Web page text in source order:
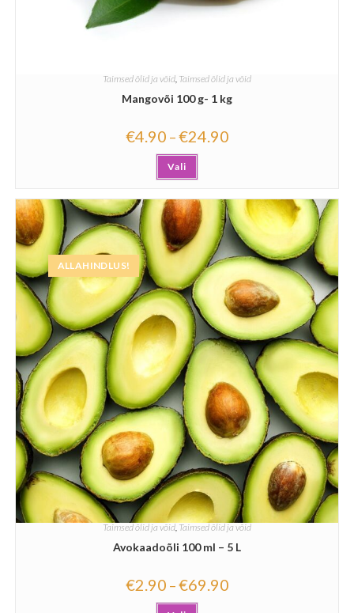
Taimsed õlid ja võid Taimsed õlid ja võid
Mangovõi 100 g- 1 kg
€4.90 –€24.90
Vali
ALLAHINDLUS!
Taimsed õlid ja võid, Taimsed õlid ja võid
Avokaadoõli 100 ml – 5 L
€2.90 –€69.90